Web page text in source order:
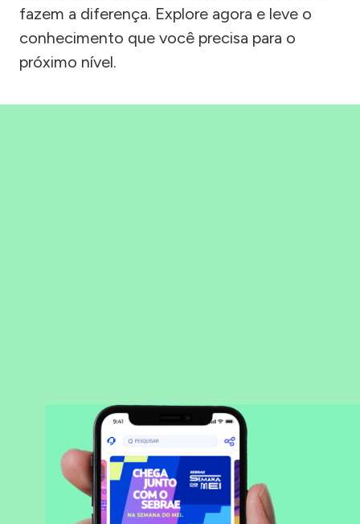
fazem a diferença. Explore agora e leve o
conhecimento que você precisa para o
próximo nível.